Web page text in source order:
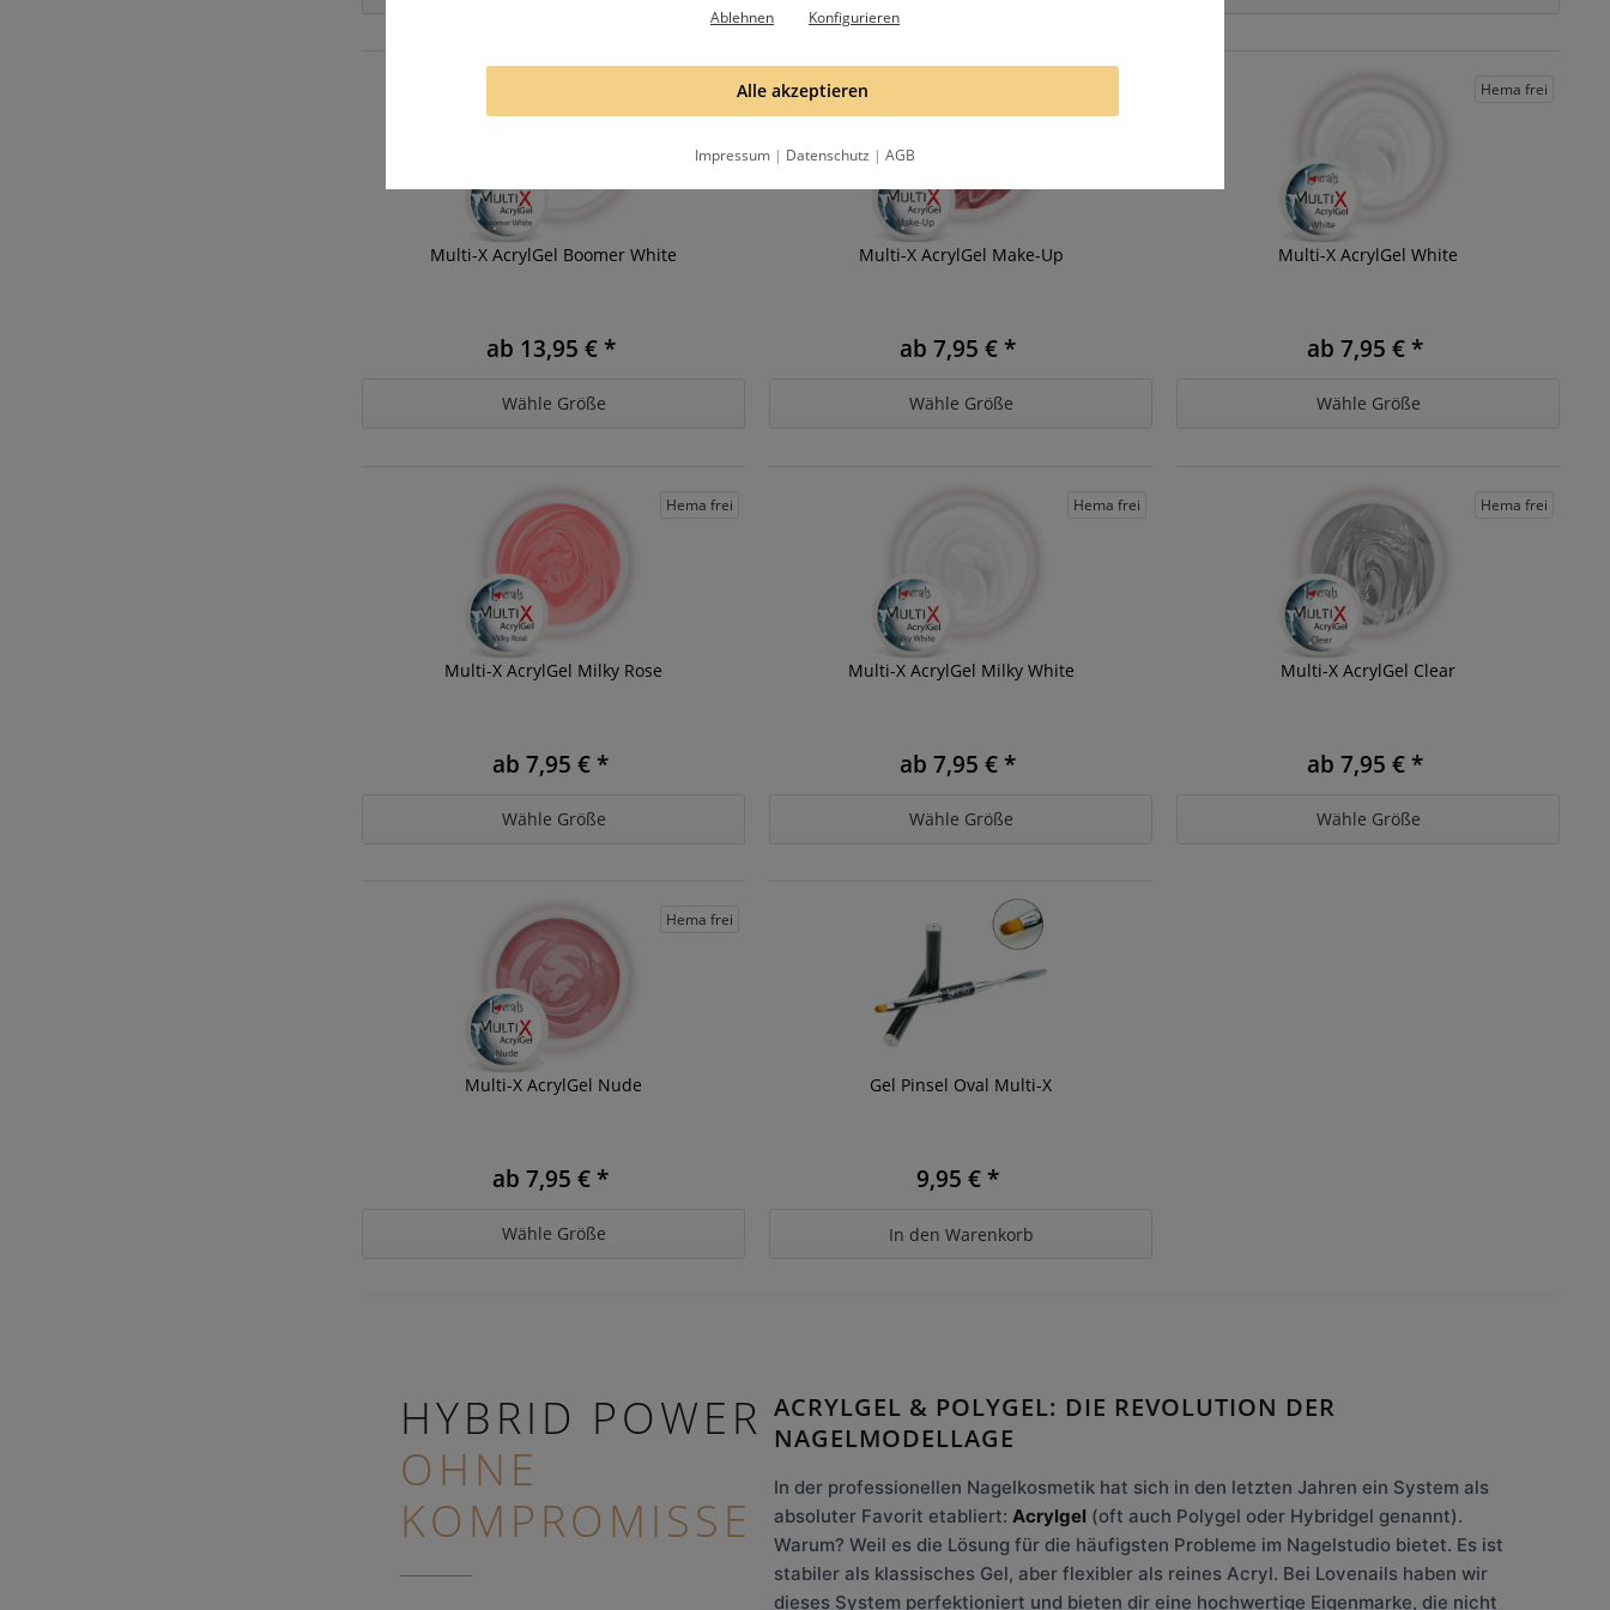
Multi-X AcrylGel Boomer White
ab 13,95 € *
Wähle Größe
Multi-X AcrylGel Make-Up
ab 7,95 € *
Wähle Größe
Hema frei
Multi-X AcrylGel White
ab 7,95 € *
Wähle Größe
Hema frei
Multi-X AcrylGel Milky Rose
ab 7,95 € *
Wähle Größe
Hema frei
Multi-X AcrylGel Milky White
ab 7,95 € *
Wähle Größe
Hema frei
Multi-X AcrylGel Clear
ab 7,95 € *
Wähle Größe
Hema frei
Multi-X AcrylGel Nude
ab 7,95 € *
Wähle Größe
Gel Pinsel Oval Multi-X
9,95 € *
In den Warenkorb
HYBRID POWER
OHNE
KOMPROMISSE
ACRYLGEL & POLYGEL: DIE REVOLUTION DER
NAGELMODELLAGE
In der professionellen Nagelkosmetik hat sich in den letzten Jahren ein System als
absoluter Favorit etabliert: Acrylgel (oft auch Polygel oder Hybridgel genannt).
Warum? Weil es die Lösung für die häufigsten Probleme im Nagelstudio bietet. Es ist
stabiler als klassisches Gel, aber flexibler als reines Acryl. Bei Lovenails haben wir
dieses System perfektioniert und bieten dir eine hochwertige Eigenmarke, die nicht
Ablehnen Konfigurieren
Alle akzeptieren
Impressum | Datenschutz | AGB